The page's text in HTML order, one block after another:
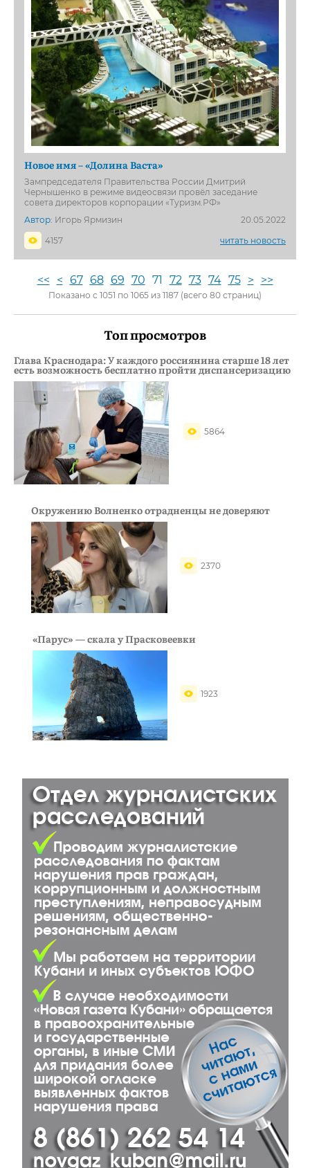
Новое имя – «Долина Васта»
Зампредседателя Правительства России Дмитрий
Чернышенко в режиме видеосвязи провёл заседание
совета директоров корпорации «Туризм.РФ»
Автор: Игорь Ярмизин
20.05.2022
4157
читать новость
<< < 67 68 69 70 71 72 73 74 75 > >>
Показано с 1051 по 1065 из 1187 (всего 80 страниц)
Топ просмотров
Глава Краснодара: У каждого россиянина старше 18 лет
есть возможность бесплатно пройти диспансеризацию
5864
Окружению Волненко отрадненцы не доверяют
2370
«Парус» — скала у Прасковеевки
1923